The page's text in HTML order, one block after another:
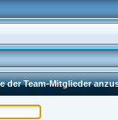
der Team-Mitglieder